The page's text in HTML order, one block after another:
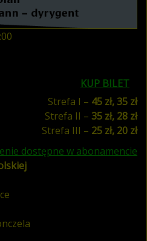
:00
KUP BILET
Strefa I – 45 zł, 35 zł
Strefa II – 35 zł, 28 zł
Strefa III – 25 zł, 20 zł
dostępne w abonamencie